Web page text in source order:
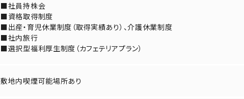
■社員持株会
■資格取得制度
■出産・育児休業制度（取得実績あり）、介護休業制度
■社内旅行
■選択型福利厚生制度（カフェテリアプラン）
敷地内喫煙可能場所あり